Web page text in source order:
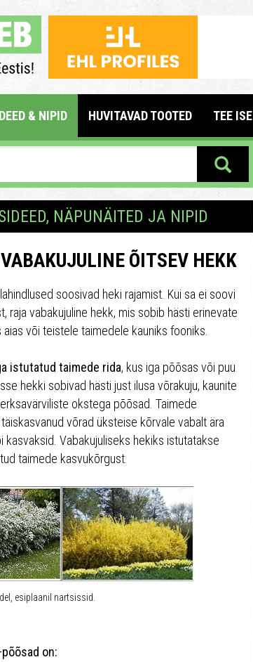
& NIPID HUVITAVAD TOOTED TEE ISE
NÄPUNÄITED JA NIPID
ÕITSEV HEKK
soosivad heki rajamist. Kui sa ei soovi
raja vabakujuline hekk, mis sobib hästi erinevate
või teistele taimedele kauniks fooniks.
istutatud taimede rida, kus iga põõsas või puu
hekki sobivad hästi just ilusa võrakuju, kaunite
okstega põõsad. Taimede
võrad üksteise kõrvale vabalt ära
Vabakujuliseks hekiks istutatakse
taimede kasvukõrgust.
esiplaanil nartsissid.
on: